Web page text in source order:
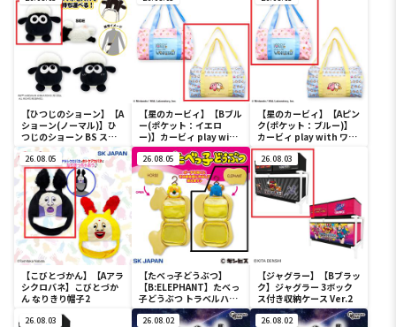
【ひつじのショーン】【A
ショーン(ノーマル)】ひ
つじのショーン BS スマ
ホショーンルダー
【星のカービィ】【Bブル
ー(ポケット：イエロ
ー)】カービィ play with
ワドルディ ボストンバッ
グ
【星のカービィ】【Aピン
ク(ポケット：ブルー)】
カービィ play with ワド
ルディ ボストンバッグ
26.08.05
【こびとづかん】【Aアラ
シクロバネ】こびとづか
ん なりきり帽子2
26.08.05
【たべっ子どうぶつ】
【B:ELEPHANT】たべっ
子どうぶつ トラベルハン
ガー
26.08.03
【ジャグラー】【Bブラッ
ク】ジャグラー 3ボック
ス付き収納ケース Ver.2
26.08.03 26.08.02 26.08.02